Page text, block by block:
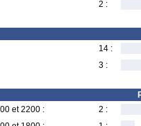
2 :
14 :
3 :
et 2200 :
2 :